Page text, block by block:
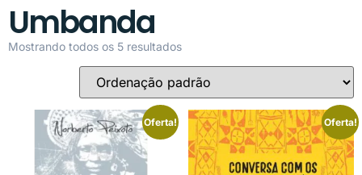
Umbanda
Mostrando todos os 5 resultados
Oferta! Oferta!